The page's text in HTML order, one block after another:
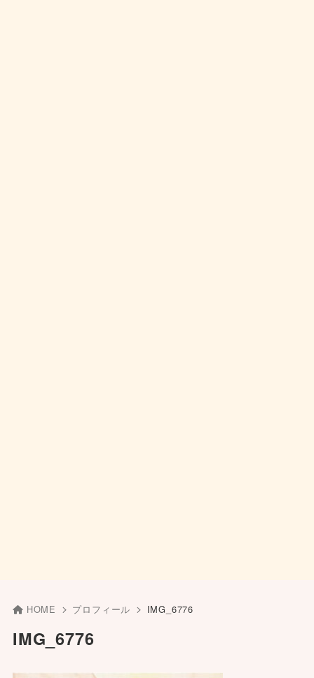
HOME プロフィール IMG_6776
IMG_6776